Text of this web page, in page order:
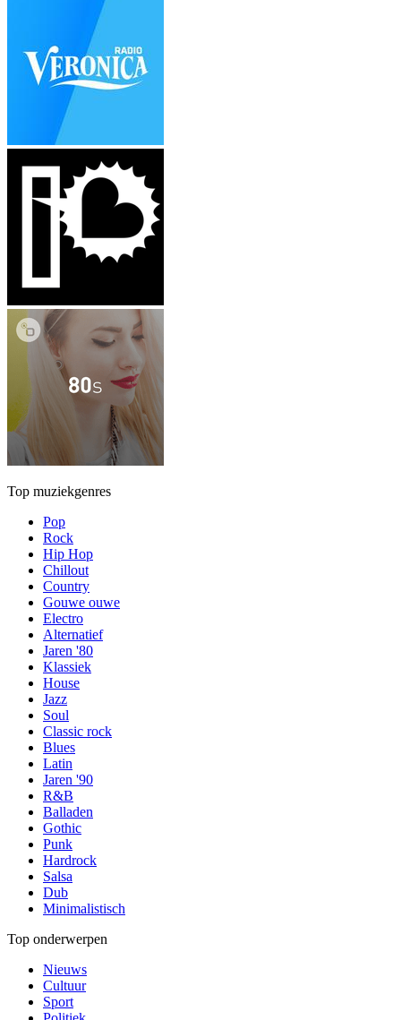
Top muziekgenres
Pop
Rock
Hip Hop
Chillout
Country
Gouwe ouwe
Electro
Alternatief
Jaren '80
Klassiek
House
Jazz
Soul
Classic rock
Blues
Latin
Jaren '90
R&B
Balladen
Gothic
Punk
Hardrock
Salsa
Dub
Minimalistisch
Top onderwerpen
Nieuws
Cultuur
Sport